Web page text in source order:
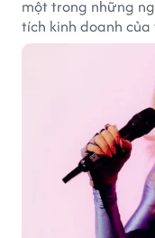
một trong những
tích kinh doanh